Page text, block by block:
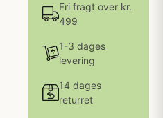
Fri fragt over kr.
499
1-3 dages
levering
14 dages
returret